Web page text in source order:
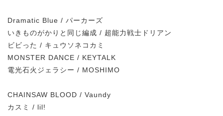
Dramatic Blue / パーカーズ
いきものがかりと同じ編成 / 超能力戦士ドリアン
ビビった / キュウソネコカミ
MONSTER DANCE / KEYTALK
電光石火ジェラシー / MOSHIMO
CHAINSAW BLOOD / Vaundy
カスミ / lil!